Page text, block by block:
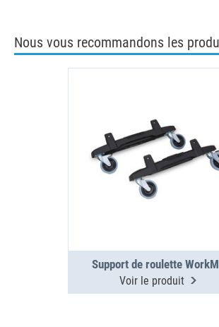
Nous vous recommandons les
Support de roulette
Voir le produit